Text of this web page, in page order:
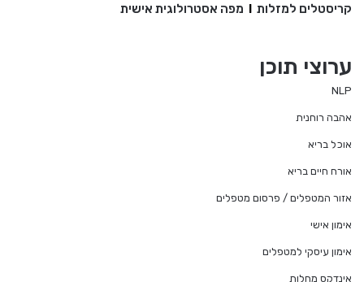
קריסטלים למזלות
מפה אסטרולוגית אישית
ערוצי תוכן
NLP
אהבה רוחנית
אוכל בריא
אורח חיים בריא
אזור המטפלים / פרסום מטפלים
אימון אישי
אימון עיסקי למטפלים
אינדקס מחלות